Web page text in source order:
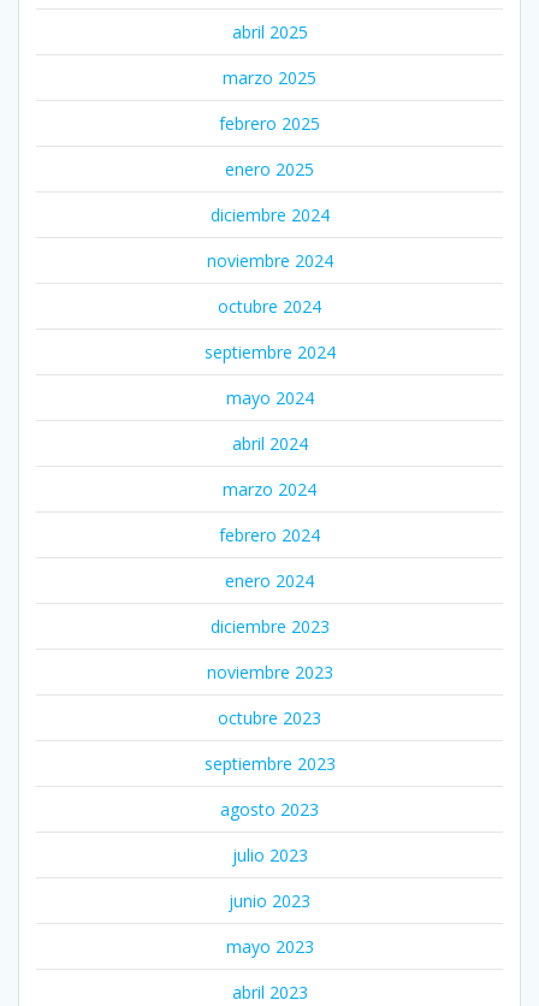
abril 2025
marzo 2025
febrero 2025
enero 2025
diciembre 2024
noviembre 2024
octubre 2024
septiembre 2024
mayo 2024
abril 2024
marzo 2024
febrero 2024
enero 2024
diciembre 2023
noviembre 2023
octubre 2023
septiembre 2023
agosto 2023
julio 2023
junio 2023
mayo 2023
abril 2023